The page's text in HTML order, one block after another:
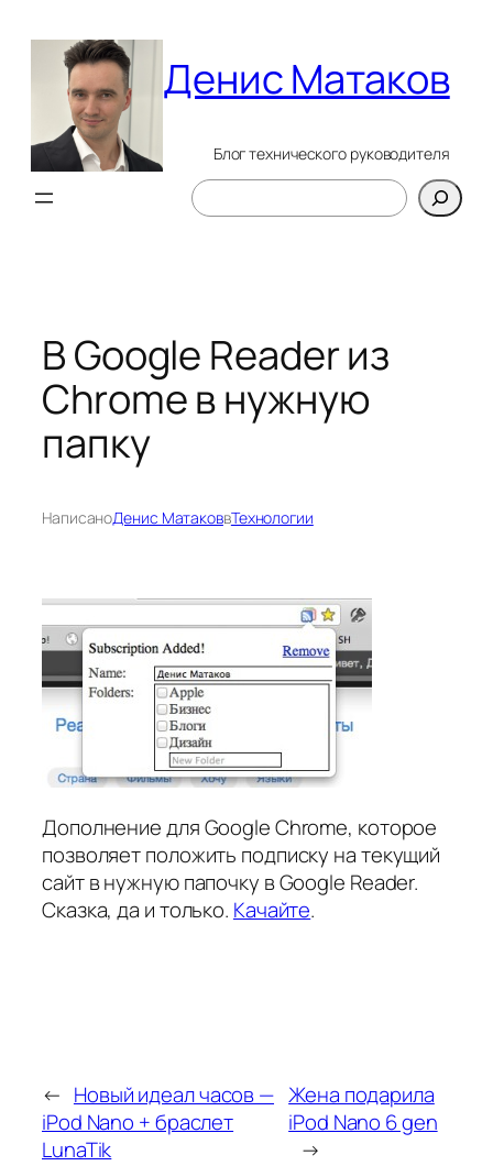
содержимому
Денис Матаков
Блог технического руководителя
Поиск
В Google Reader из
Chrome в нужную
папку
НаписаноДенис МатаковвТехнологии
Дополнение для Google Chrome, которое
позволяет положить подписку на текущий
сайт в нужную папочку в Google Reader.
Сказка, да и только. Качайте.
← Новый идеал часов —
iPod Nano + браслет
LunaTik
Жена подарила
iPod Nano 6 gen
→